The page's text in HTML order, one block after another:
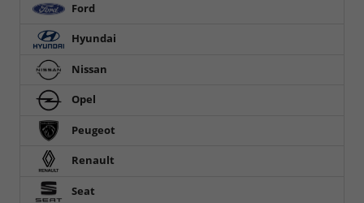
Ford
Hyundai
Nissan
Opel
Peugeot
Renault
Seat